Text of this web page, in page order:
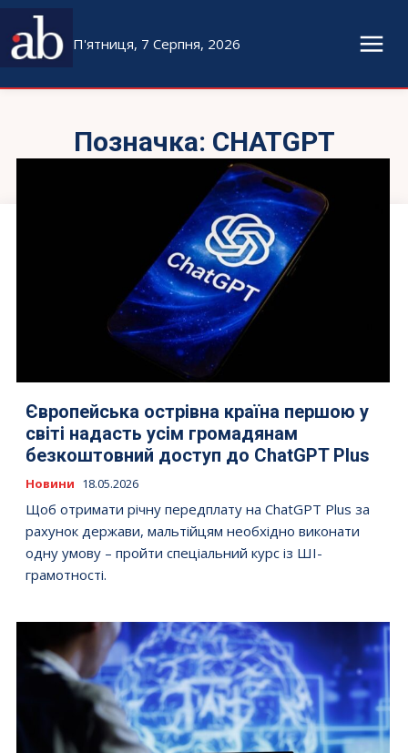
П'ятниця, 7 Серпня, 2026
Позначка: CHATGPT
Європейська острівна країна першою у
світі надасть усім громадянам
безкоштовний доступ до ChatGPT Plus
Новини 18.05.2026
Щоб отримати річну передплату на ChatGPT Plus за
рахунок держави, мальтійцям необхідно виконати
одну умову – пройти спеціальний курс із ШІ-
грамотності.